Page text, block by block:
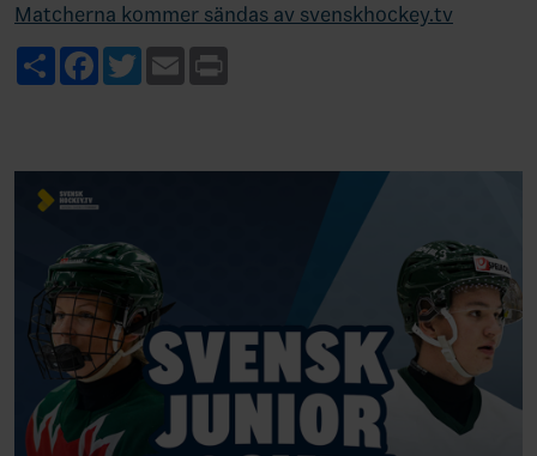
Matcherna kommer sändas av svenskhockey.tv
ShareFacebook
TwitterEmail